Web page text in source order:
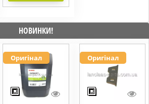
НОВИНКИ!
Оригінал Оригінал